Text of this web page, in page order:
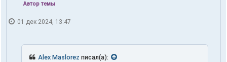
Автор темы
01 дек 2024, 13:47
Alex Maslorez писал(а):